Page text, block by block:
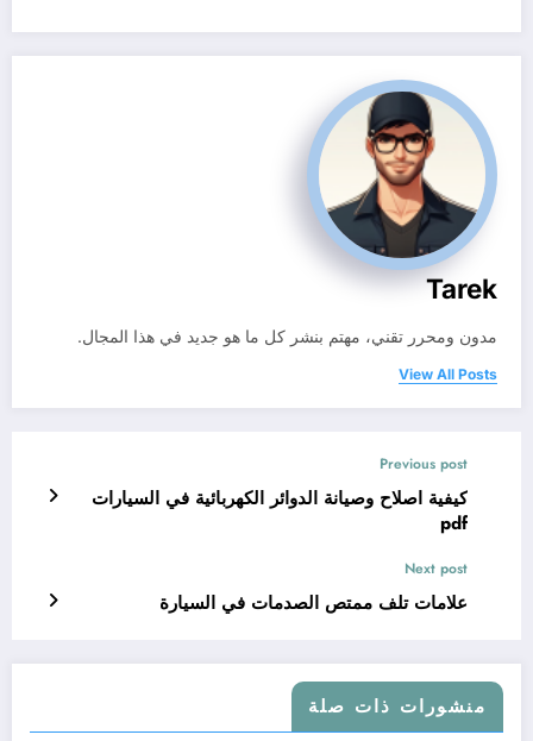
Tarek
مدون ومحرر تقني، مهتم بنشر كل ما هو جديد في هذا المجال.
View All Posts
Previous post
كيفية اصلاح وصيانة الدوائر الكهربائية في السيارات
pdf
Next post
علامات تلف ممتص الصدمات في السيارة
منشورات ذات صلة